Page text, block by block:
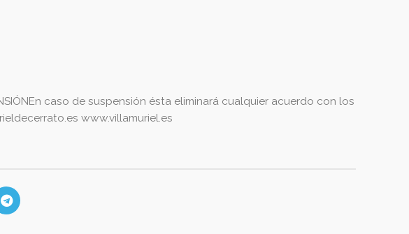
caso de suspensión ésta eliminará cualquier acuerdo con los
www.villamuriel.es